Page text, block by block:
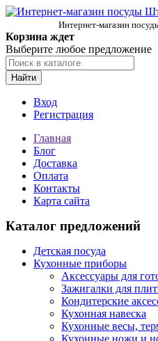
Интернет-магазин
Корзина ждет
Выберите любое предложение
Найти
Вход
Регистрация
Главная
Блог
Доставка
Оплата
Контакты
Карта сайта
Каталог предложений
Детская посуда
Кухонные приборы
Аксессуары для
Зажигалки для
Кондитерские
Кухонная навеска
Кухонные весы,
Кухонные ножи и